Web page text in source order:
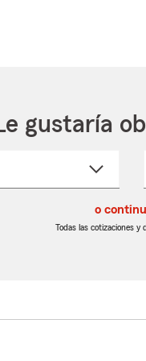
gustaría
o
Todas las cotizaciones y